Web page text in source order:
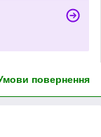
повернення